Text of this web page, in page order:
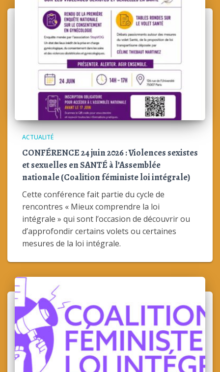
ACTUALITÉ
CONFÉRENCE 24 juin 2026 : Violences sexistes
et sexuelles en SANTÉ à l’Assemblée
nationale (Coalition féministe loi intégrale)
Cette conférence fait partie du cycle de
rencontres « Mieux comprendre la loi
intégrale » qui sont l’occasion de découvrir ou
d’approfondir certains volets ou certaines
mesures de la loi intégrale.